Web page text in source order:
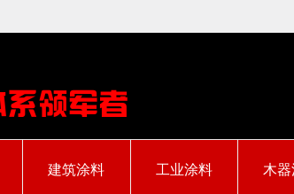
建筑涂料 工业涂料 木